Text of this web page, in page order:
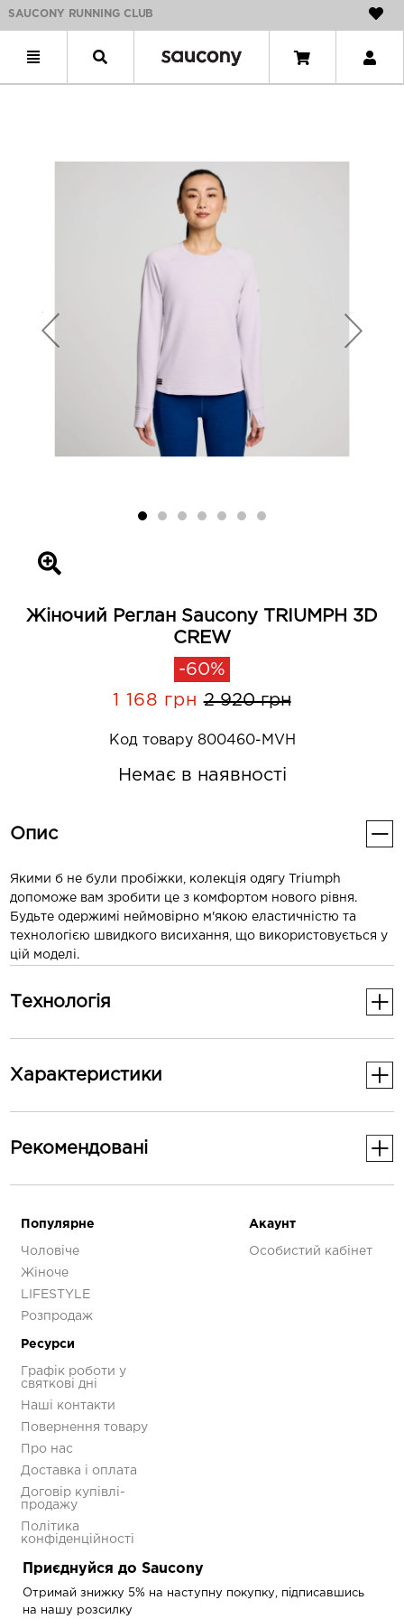
SAUCONY RUNNING CLUB
Previous Next
Жіночий Реглан Saucony TRIUMPH 3D
CREW
-60%
1 168 грн 2 920 грн
Код товару 800460-MVH
Немає в наявності
Опис
Якими б не були пробіжки, колекція одягу Triumph
допоможе вам зробити це з комфортом нового рівня.
Будьте одержимі неймовірно м'якою еластичністю та
технологією швидкого висихання, що використовується у
цій моделі.
Технологія
Внутрішній жакардовий трикотаж м'який та виводить
Манжети з отвором для великого пальця.
Характеристики
Колір
Рекомендованi
PROGRID OMNI 9
5 593 грн
Популярне
Чоловіче
Жіноче
LIFESTYLE
Розпродаж
Акаунт
Особистий кабінет
Ресурси
Графік роботи у
святкові дні
Наші контакти
Повернення товару
Про нас
Доставка і оплата
Договір купівлі-
продажу
Політика
конфіденційності
Приєднуйся до Saucony
Отримай знижку 5% на наступну покупку, підписавшись
на нашу розсилку